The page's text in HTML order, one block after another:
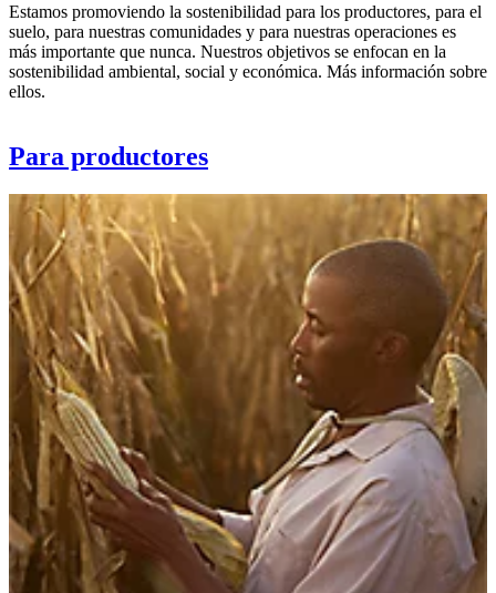
Estamos promoviendo la sostenibilidad para los productores, para el
suelo, para nuestras comunidades y para nuestras operaciones es
más importante que nunca. Nuestros objetivos se enfocan en la
sostenibilidad ambiental, social y económica. Más información sobre
ellos.
Para productores